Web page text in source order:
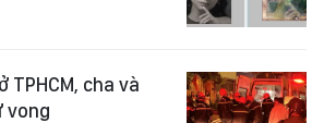
TPHCM, cha và
vong